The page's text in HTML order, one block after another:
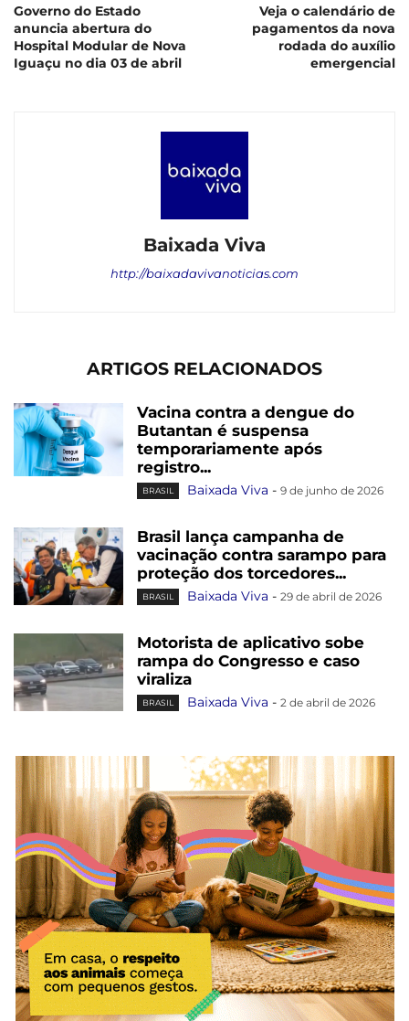
Governo do Estado
anuncia abertura do
Hospital Modular de Nova
Iguaçu no dia 03 de abril
Veja o calendário de
pagamentos da nova
rodada do auxílio
emergencial
Baixada Viva
http://baixadavivanoticias.com
ARTIGOS RELACIONADOS
Vacina contra a dengue do
Butantan é suspensa
temporariamente após
registro...
BRASIL Baixada Viva - 9 de junho de 2026
Brasil lança campanha de
vacinação contra sarampo para
proteção dos torcedores...
BRASIL Baixada Viva - 29 de abril de 2026
Motorista de aplicativo sobe
rampa do Congresso e caso
viraliza
BRASIL Baixada Viva - 2 de abril de 2026